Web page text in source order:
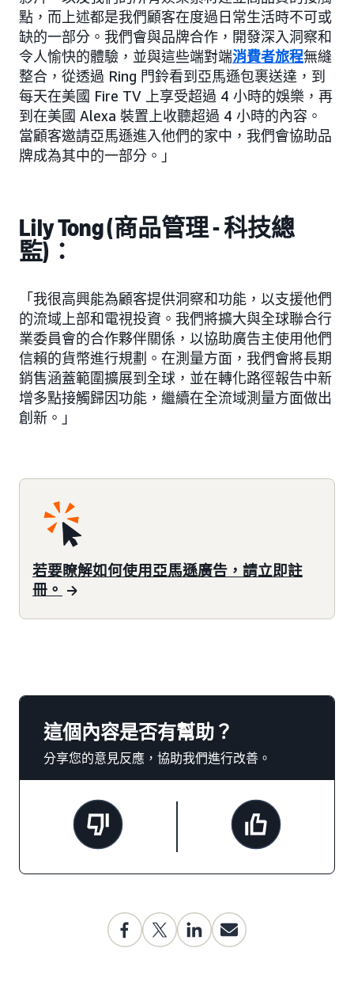
點，而上述都是我們顧客在度過日常生活時不可或
缺的一部分。我們會與品牌合作，開發深入洞察和
令人愉快的體驗，並與這些端對端消費者旅程無縫
整合，從透過 Ring 門鈴看到亞馬遜包裹送達，到
每天在美國 Fire TV 上享受超過 4 小時的娛樂，再
到在美國 Alexa 裝置上收聽超過 4 小時的內容。
當顧客邀請亞馬遜進入他們的家中，我們會協助品
牌成為其中的一部分。」
Lily Tong (商品管理 - 科技總
監)：
「我很高興能為顧客提供洞察和功能，以支援他們
的流域上部和電視投資。我們將擴大與全球聯合行
業委員會的合作夥伴關係，以協助廣告主使用他們
信賴的貨幣進行規劃。在測量方面，我們會將長期
銷售涵蓋範圍擴展到全球，並在轉化路徑報告中新
增多點接觸歸因功能，繼續在全流域測量方面做出
創新。」
若要瞭解如何使用亞馬遜廣告，請立即註
冊。
這個內容是否有幫助？
分享您的意見反應，協助我們進行改善。